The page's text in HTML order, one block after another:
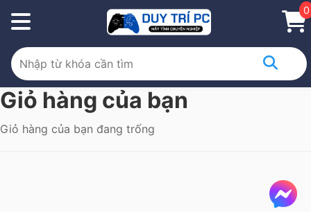
0
Giỏ hàng của bạn
Giỏ hàng của bạn đang trống